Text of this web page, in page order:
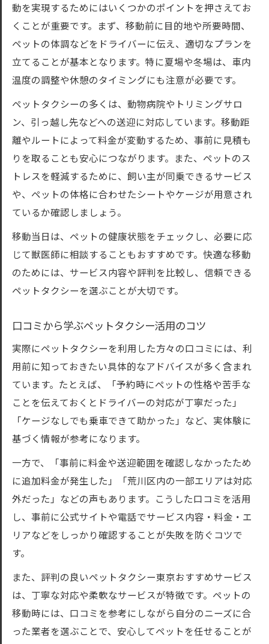
動を実現するためにはいくつかのポイントを押さえてお
くことが重要です。まず、移動前に目的地や所要時間、
ペットの体調などをドライバーに伝え、適切なプランを
立てることが基本となります。特に夏場や冬場は、車内
温度の調整や休憩のタイミングにも注意が必要です。
ペットタクシーの多くは、動物病院やトリミングサロ
ン、引っ越し先などへの送迎に対応しています。移動距
離やルートによって料金が変動するため、事前に見積も
りを取ることも安心につながります。また、ペットのス
トレスを軽減するために、飼い主が同乗できるサービス
や、ペットの体格に合わせたシートやケージが用意され
ているか確認しましょう。
移動当日は、ペットの健康状態をチェックし、必要に応
じて獣医師に相談することもおすすめです。快適な移動
のためには、サービス内容や評判を比較し、信頼できる
ペットタクシーを選ぶことが大切です。
口コミから学ぶペットタクシー活用のコツ
実際にペットタクシーを利用した方々の口コミには、利
用前に知っておきたい具体的なアドバイスが多く含まれ
ています。たとえば、「予約時にペットの性格や苦手な
ことを伝えておくとドライバーの対応が丁寧だった」
「ケージなしでも乗車できて助かった」など、実体験に
基づく情報が参考になります。
一方で、「事前に料金や送迎範囲を確認しなかったため
に追加料金が発生した」「荒川区内の一部エリアは対応
外だった」などの声もあります。こうした口コミを活用
し、事前に公式サイトや電話でサービス内容・料金・エ
リアなどをしっかり確認することが失敗を防ぐコツで
す。
また、評判の良いペットタクシー東京おすすめサービス
は、丁寧な対応や柔軟なサービスが特徴です。ペットの
移動時には、口コミを参考にしながら自分のニーズに合
った業者を選ぶことで、安心してペットを任せることが